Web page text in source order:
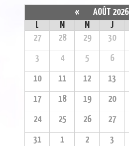
« AOÛT 2026
L
M M J
27
28 29 30
3 4 5 6
10 11 12 13
17 18 19 20
24 25 26 27
31 1 2 3